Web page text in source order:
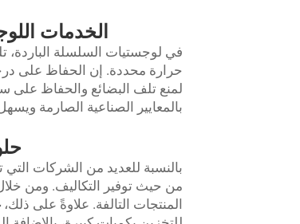
الخدمات
في لوجستيات السلسلة الباردة،
حرارة محددة. إن الحفاظ على
لمنع تلف البضائع والحفاظ على
بالمعايير الصناعية الصارمة
بالنسبة للعديد من الشركات التي
من حيث توفير التكاليف. ومن
المنتجات التالفة. علاوةً على ذلك،